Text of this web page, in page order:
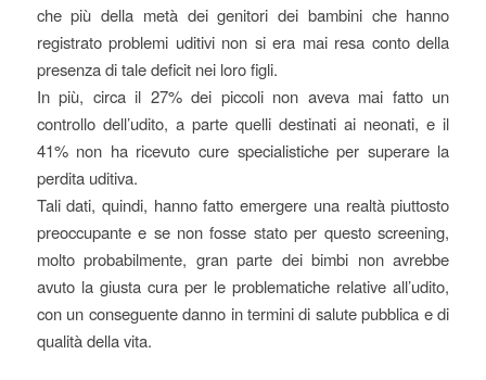
che più della metà dei genitori dei bambini che hanno
registrato problemi uditivi non si era mai resa conto della
presenza di tale deficit nei loro figli.
In più, circa il 27% dei piccoli non aveva mai fatto un
controllo dell’udito, a parte quelli destinati ai neonati, e il
41% non ha ricevuto cure specialistiche per superare la
perdita uditiva.
Tali dati, quindi, hanno fatto emergere una realtà piuttosto
preoccupante e se non fosse stato per questo screening,
molto probabilmente, gran parte dei bimbi non avrebbe
avuto la giusta cura per le problematiche relative all’udito,
con un conseguente danno in termini di salute pubblica e di
qualità della vita.